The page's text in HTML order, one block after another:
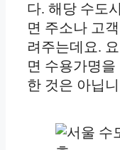
다. 해당 수도
면 주소나 고
려주는데요.
면 수용가명
한 것은 아닙